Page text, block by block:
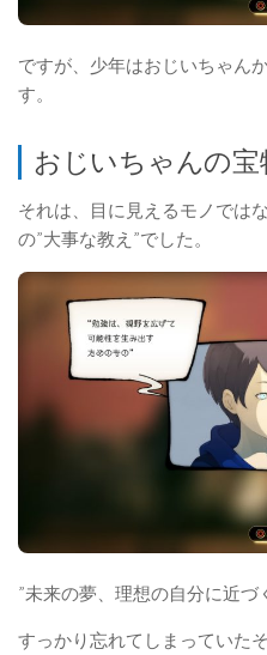
ですが、少年はおじいちゃん
す。
おじいちゃんの宝
それは、目に見えるモノでは
の”大事な教え”でした。
”未来の夢、理想の自分に近づ
すっかり忘れてしまっていた